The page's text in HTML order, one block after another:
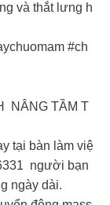
và thắt lưng h
#ch
NÂNG TẦM T
tại bàn làm việ
người bạn
ngày dài.